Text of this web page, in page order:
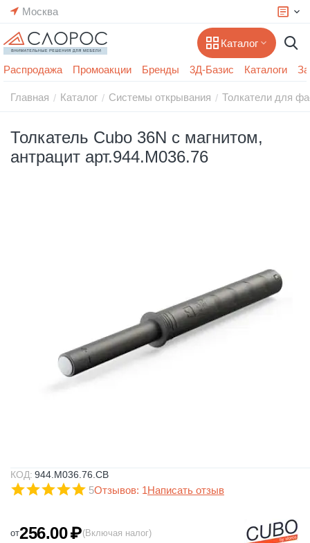
Москва
Каталог
Распродажа Промоакции Бренды 3Д-Базис Каталоги
Главная / Каталог / Системы открывания / Толкатели для
Толкатель Cubo 36N с магнитом,
антрацит арт.944.M036.76
КОД: 944.M036.76.CB
5Отзывов: 1Написать отзыв
от256.00₽(Включая налог)